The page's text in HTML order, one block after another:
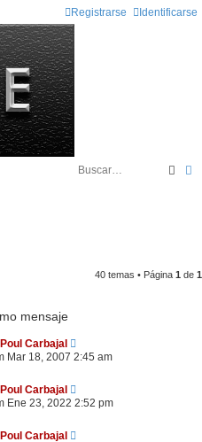
Identificarse
Registrarse
40 temas • Página 1 de 1
mensaje
Poul Carbajal
Mar 18, 2007 2:45 am
Poul Carbajal
Ene 23, 2022 2:52 pm
Poul Carbajal